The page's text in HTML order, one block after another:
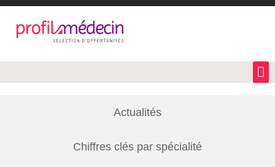
Actualités
Chiffres clés par spécialité